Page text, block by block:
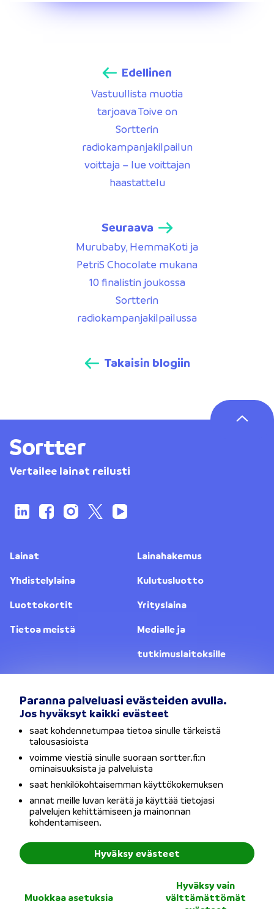
Paranna palveluasi evästeiden avulla.
Jos hyväksyt kaikki evästeet
saat kohdennetumpaa tietoa sinulle tärkeistä
talousasioista
voimme viestiä sinulle suoraan sortter.fi:n
ominaisuuksista ja palveluista
saat henkilökohtaisemman käyttökokemuksen
annat meille luvan kerätä ja käyttää tietojasi
palvelujen kehittämiseen ja mainonnan
kohdentamiseen.
Muokkaa asetuksia
Hyväksy vain
välttämättömät
Hyväksy evästeet
Edellinen
Vastuullista muotia
tarjoava Toive on
Sortterin
radiokampanjakilpailun
voittaja – lue voittajan
haastattelu
Seuraava
Murubaby, HemmaKoti ja
PetriS Chocolate mukana
10 finalistin joukossa
Sortterin
radiokampanjakilpailussa
Takaisin blogiin
Vertailee lainat reilusti
Lainat
Lainahakemus
Yhdistelylaina
Kulutusluotto
Luottokortit
Yrityslaina
Tietoa meistä
Medialle ja
tutkimuslaitoksille
Vaihda sijaintia
Käyttöehdot
Evästeet
Copyright © Sortter Oy / Y-tunnus: 2954352-7 / Osoite:
Bulevardi 21, 00180 Helsinki